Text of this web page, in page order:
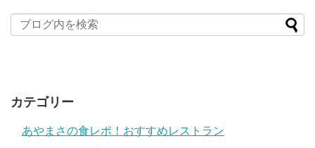
カテゴリー
あやまさの食レポ！おすすめレストラン